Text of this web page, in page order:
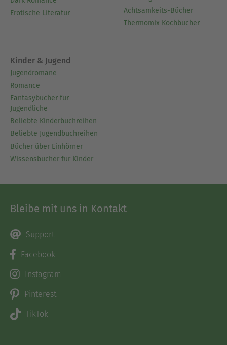
Erotische Literatur
Achtsamkeits-Bücher
Thermomix Kochbücher
Kinder & Jugend
Jugendromane
Romance
Fantasybücher für
Jugendliche
Beliebte Kinderbuchreihen
Beliebte Jugendbuchreihen
Bücher über Einhörner
Wissensbücher für Kinder
Bleibe mit uns in Kontakt
Support
Facebook
Instagram
Pinterest
TikTok